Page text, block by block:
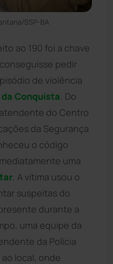
SSP-BA
ao 190 foi a chave
pedir
de violência
Conquista . Do
do Centro
da Segurança
o código
uma
. A vítima usou o
suspeitas do
durante a
uma equipe da
da Polícia
local, onde